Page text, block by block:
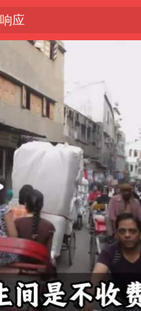
应
活力？
贷款
山到福建福鼎一带沿海
幅
线
俄证据